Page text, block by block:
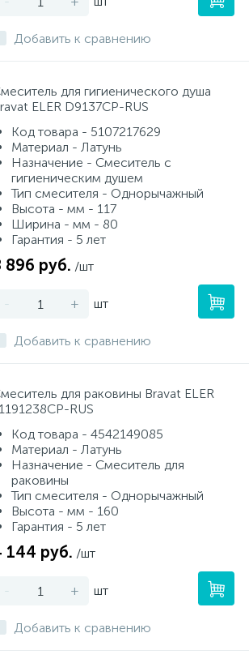
Добавить к сравнению
для гигиенического душа
ELER D9137CP-RUS
Код товара - 5107217629
Материал - Латунь
Назначение - Смеситель с
гигиеническим душем
Тип смесителя - Однорычажный
Высота - мм - 117
Ширина - мм - 80
Гарантия - 5 лет
896 руб. /шт
- + шт
Добавить к сравнению
для раковины Bravat ELER
RUS
Код товара - 4542149085
Материал - Латунь
Назначение - Смеситель для
раковины
Тип смесителя - Однорычажный
Высота - мм - 160
Гарантия - 5 лет
144 руб. /шт
- + шт
Добавить к сравнению